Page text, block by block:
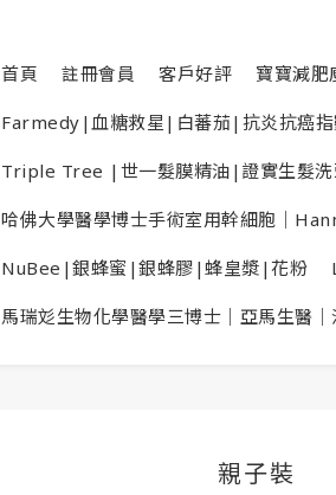
首頁 註冊會員 客戶好評 寶寶減
Farmedy|血糖救星|白蕃茄|抗炎抗癌指
Triple Tree |世一髮膜精油|證實生髮洗
哈佛大學醫學博士手術室用幹細胞｜
NuBee|銀蜂蜜|銀蜂膠|蜂皇漿|花粉
馬瑞彣生物化學醫學三博士｜亞馬生醫
親子裝